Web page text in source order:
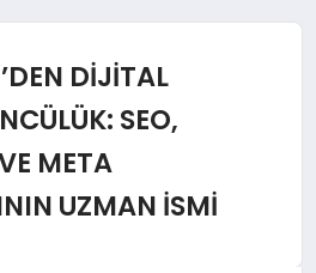
DİJİTAL
SEO,
META
UZMAN İSMİ